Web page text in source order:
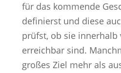
für das kommende
definierst und diese
prüfst, ob sie innerhalb
erreichbar sind.
großes Ziel mehr als